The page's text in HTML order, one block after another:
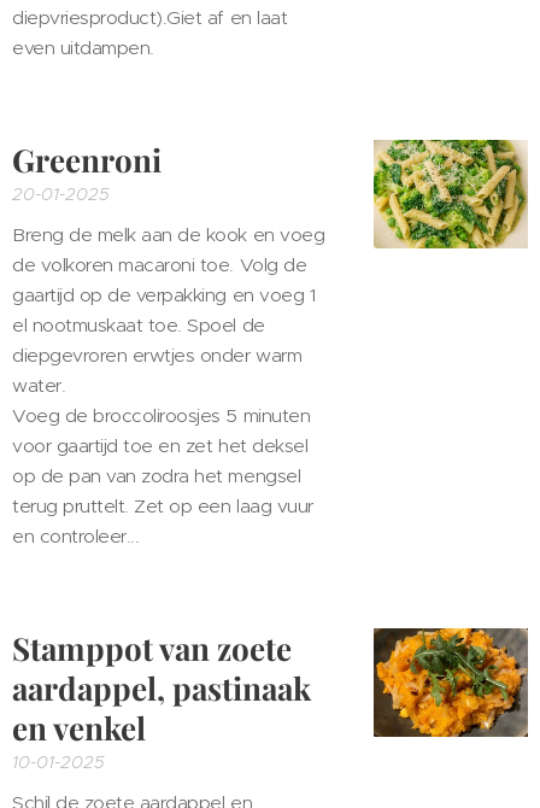
diepvriesproduct).Giet af en laat
even uitdampen.
Greenroni
20-01-2025
Breng de melk aan de kook en voeg
de volkoren macaroni toe. Volg de
gaartijd op de verpakking en voeg 1
el nootmuskaat toe. Spoel de
diepgevroren erwtjes onder warm
water.
Voeg de broccoliroosjes 5 minuten
voor gaartijd toe en zet het deksel
op de pan van zodra het mengsel
terug pruttelt. Zet op een laag vuur
en controleer...
Stamppot van zoete
aardappel, pastinaak
en venkel
10-01-2025
Schil de zoete aardappel en